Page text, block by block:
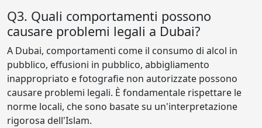
Q3. Quali comportamenti possono
causare problemi legali a Dubai?
A Dubai, comportamenti come il consumo di alcol in
pubblico, effusioni in pubblico, abbigliamento
inappropriato e fotografie non autorizzate possono
causare problemi legali. È fondamentale rispettare le
norme locali, che sono basate su un'interpretazione
rigorosa dell'Islam.